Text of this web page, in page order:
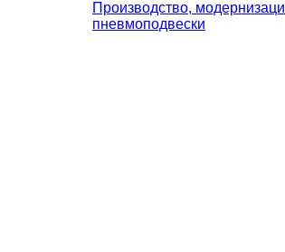
Производство,
пневмоподвески